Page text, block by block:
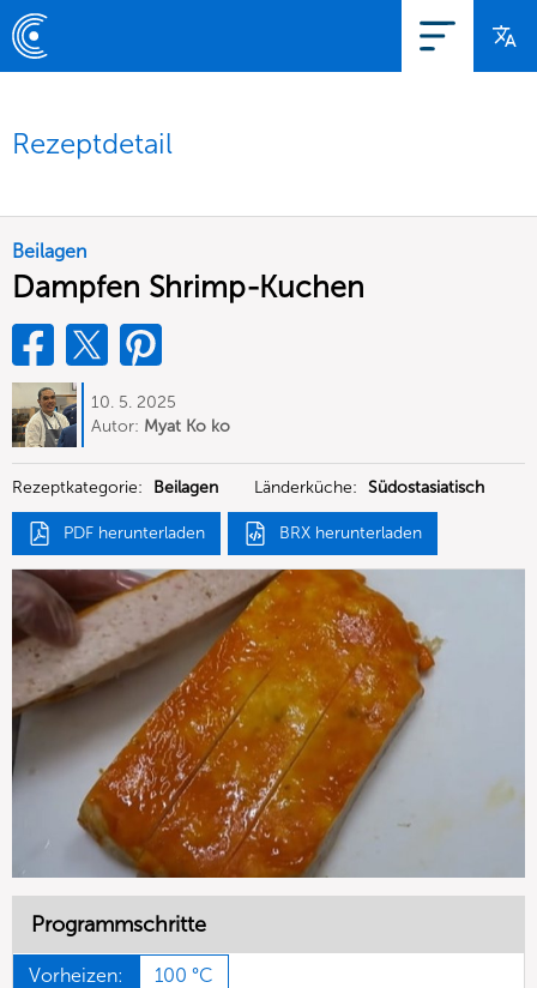
Rezeptdetail
Beilagen
Dampfen Shrimp-Kuchen
10. 5. 2025
Autor: Myat Ko ko
Rezeptkategorie: Beilagen Länderküche: Südostasiatisch
PDF herunterladen BRX herunterladen
Programmschritte
Vorheizen: 100 °C